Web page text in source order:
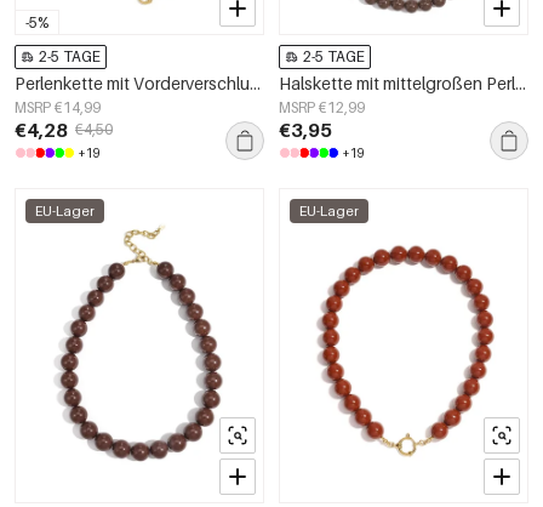
-5%
2-5 TAGE
Perlenkette mit Vorderverschluss – 12 mm
MSRP €14,99
€4,28 €4,50
+19
2-5 TAGE
Halskette mit mittelgroßen Perlen-10mm
MSRP €12,99
€3,95
+19
EU-Lager EU-Lager